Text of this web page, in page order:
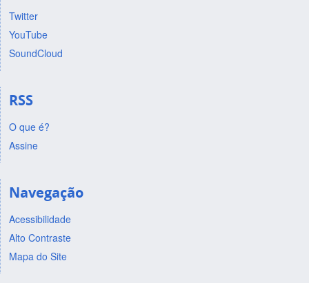
Twitter
YouTube
SoundCloud
RSS
O que é?
Assine
Navegação
Acessibilidade
Alto Contraste
Mapa do Site